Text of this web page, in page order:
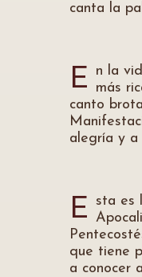
canta la
E
n la
más
canto
alegría y a
E sta es
que tiene
a conocer